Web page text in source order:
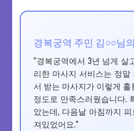
경복궁역 주민 김○○님
“경복궁역에서 3년 넘게 살
리한 마사지 서비스는 정말
서 받는 마사지가 이렇게
정도로 만족스러웠습니다.
았는데, 다음날 아침까지
져있었어요.”